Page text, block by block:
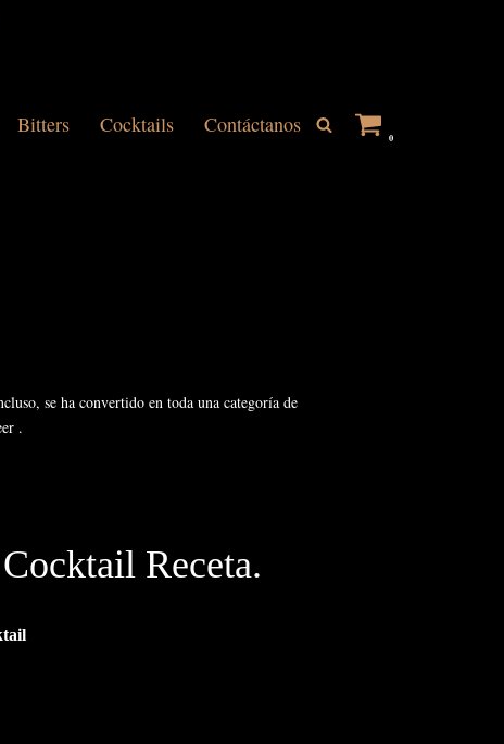
Bitters Cocktails Contáctanos
0
se ha convertido en toda una categoría de
.
Receta.